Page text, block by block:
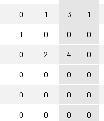
0 1 3 1
1 0 0 0
0 2 4 0
0 0 0 0
0 0 0 0
0 0 0 0